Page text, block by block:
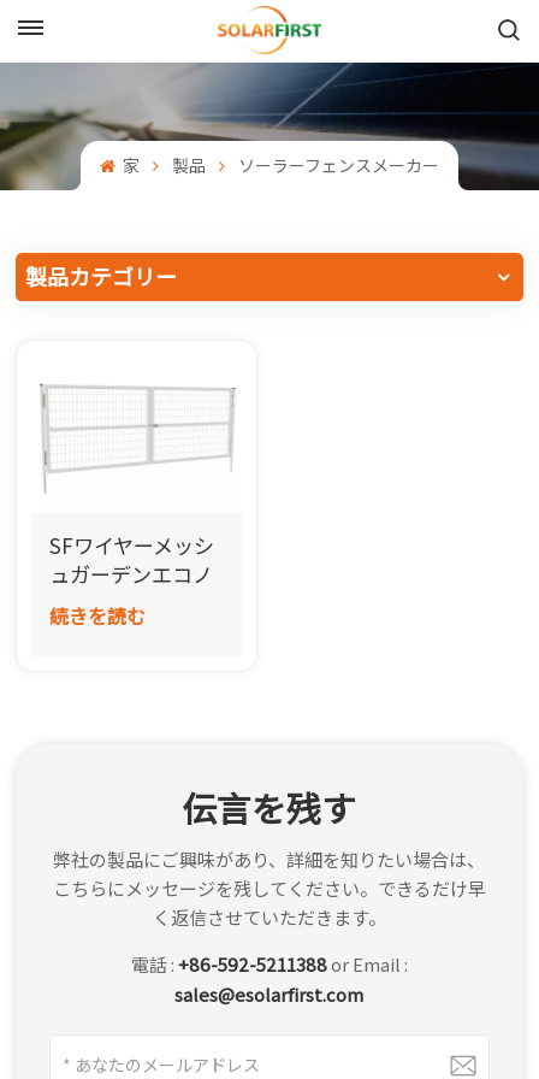
English
Français
中文
Español
Português
한국어
بالعربية
家 製品 ソーラーフェンスメーカー
製品カテゴリー
SFワイヤーメッシ
ュガーデンエコノ
ミーフェンス
続きを読む
伝言を残す
弊社の製品にご興味があり、詳細を知りたい場合は、
こちらにメッセージを残してください。できるだけ早
く返信させていただきます。
電話 : +86-592-5211388or Email :
sales@esolarfirst.com